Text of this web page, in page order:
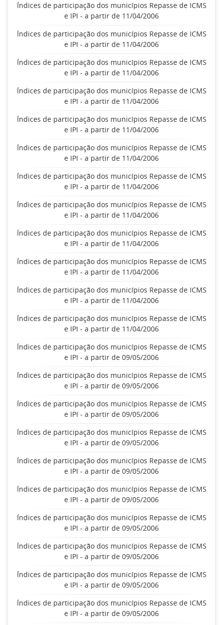
Índices de participação dos municípios Repasse de ICMS
e IPI - a partir de 11/04/2006
Índices de participação dos municípios Repasse de ICMS
e IPI - a partir de 11/04/2006
Índices de participação dos municípios Repasse de ICMS
e IPI - a partir de 11/04/2006
Índices de participação dos municípios Repasse de ICMS
e IPI - a partir de 11/04/2006
Índices de participação dos municípios Repasse de ICMS
e IPI - a partir de 11/04/2006
Índices de participação dos municípios Repasse de ICMS
e IPI - a partir de 11/04/2006
Índices de participação dos municípios Repasse de ICMS
e IPI - a partir de 11/04/2006
Índices de participação dos municípios Repasse de ICMS
e IPI - a partir de 11/04/2006
Índices de participação dos municípios Repasse de ICMS
e IPI - a partir de 11/04/2006
Índices de participação dos municípios Repasse de ICMS
e IPI - a partir de 11/04/2006
Índices de participação dos municípios Repasse de ICMS
e IPI - a partir de 11/04/2006
Índices de participação dos municípios Repasse de ICMS
e IPI - a partir de 11/04/2006
Índices de participação dos municípios Repasse de ICMS
e IPI - a partir de 09/05/2006
Índices de participação dos municípios Repasse de ICMS
e IPI - a partir de 09/05/2006
Índices de participação dos municípios Repasse de ICMS
e IPI - a partir de 09/05/2006
Índices de participação dos municípios Repasse de ICMS
e IPI - a partir de 09/05/2006
Índices de participação dos municípios Repasse de ICMS
e IPI - a partir de 09/05/2006
Índices de participação dos municípios Repasse de ICMS
e IPI - a partir de 09/05/2006
Índices de participação dos municípios Repasse de ICMS
e IPI - a partir de 09/05/2006
Índices de participação dos municípios Repasse de ICMS
e IPI - a partir de 09/05/2006
Índices de participação dos municípios Repasse de ICMS
e IPI - a partir de 09/05/2006
Índices de participação dos municípios Repasse de ICMS
e IPI - a partir de 09/05/2006